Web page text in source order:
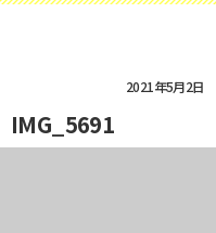
2021年5月2日
IMG_5691